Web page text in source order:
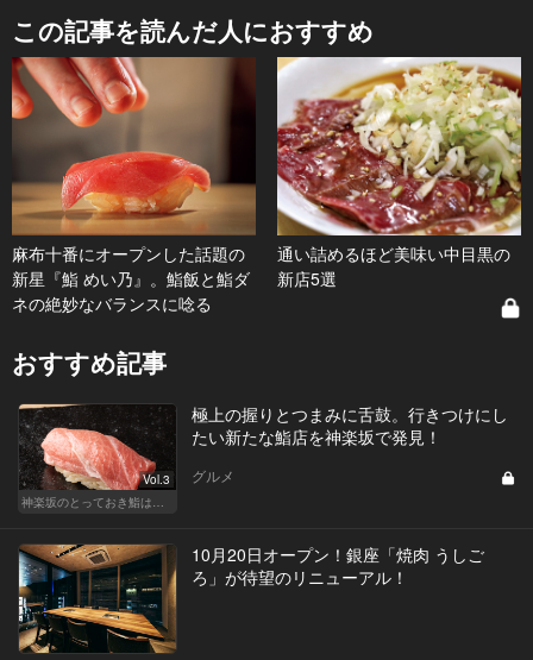
この記事を読んだ人におすすめ
麻布十番にオープンした話題の
新星『鮨 めい乃』。鮨飯と鮨ダ
ネの絶妙なバランスに唸る
通い詰めるほど美味い中目黒の
新店5選
おすすめ記事
Vol.3
神楽坂のとっておき鮨は、ふたりだけの秘密
極上の握りとつまみに舌鼓。行きつけにし
たい新たな鮨店を神楽坂で発見！
グルメ
10月20日オープン！銀座「焼肉 うしご
ろ」が待望のリニューアル！